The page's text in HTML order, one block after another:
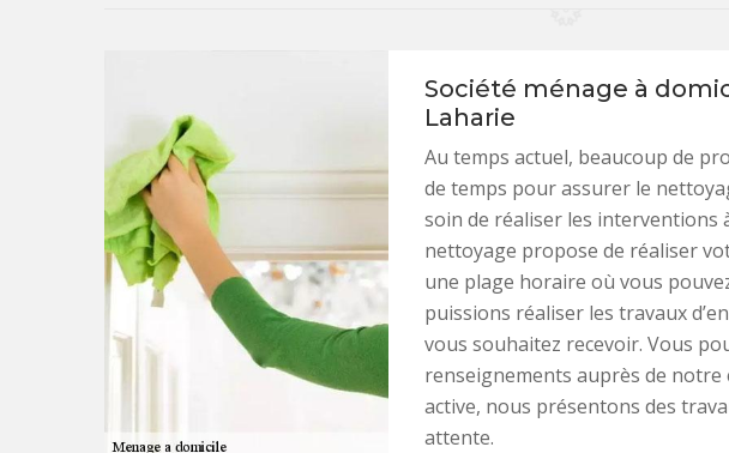
Société ménage à
Laharie
Au temps actuel, beaucoup de
de temps pour assurer le
soin de réaliser les interventions
nettoyage propose de réaliser
une plage horaire où vous
puissions réaliser les travaux
vous souhaitez recevoir. Vous
renseignements auprès de notre
active, nous présentons des
attente.